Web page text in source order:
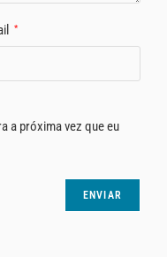
*
a próxima vez que eu